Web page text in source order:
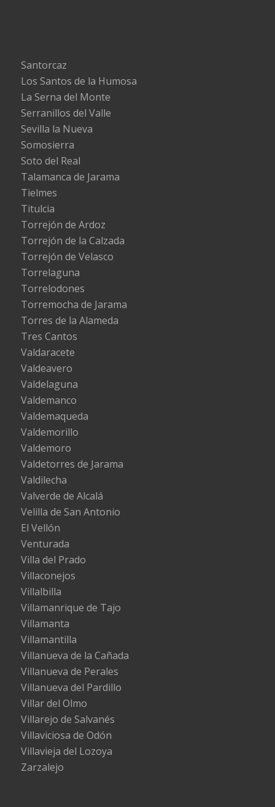
Santorcaz
Los Santos de la Humosa
La Serna del Monte
Serranillos del Valle
Sevilla la Nueva
Somosierra
Soto del Real
Talamanca de Jarama
Tielmes
Titulcia
Torrejón de Ardoz
Torrejón de la Calzada
Torrejón de Velasco
Torrelaguna
Torrelodones
Torremocha de Jarama
Torres de la Alameda
Tres Cantos
Valdaracete
Valdeavero
Valdelaguna
Valdemanco
Valdemaqueda
Valdemorillo
Valdemoro
Valdetorres de Jarama
Valdilecha
Valverde de Alcalá
Velilla de San Antonio
El Vellón
Venturada
Villa del Prado
Villaconejos
Villalbilla
Villamanrique de Tajo
Villamanta
Villamantilla
Villanueva de la Cañada
Villanueva de Perales
Villanueva del Pardillo
Villar del Olmo
Villarejo de Salvanés
Villaviciosa de Odón
Villavieja del Lozoya
Zarzalejo